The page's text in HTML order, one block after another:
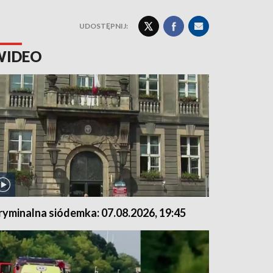
UDOSTĘPNIJ:
siódemka: 07.08.2026, 19:45